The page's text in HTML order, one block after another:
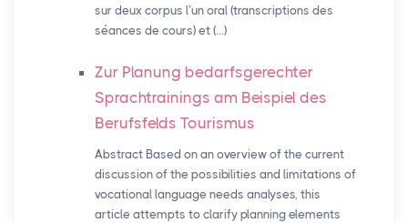
sur deux corpus l’un oral (transcriptions des
séances de cours) et (…)
Zur Planung bedarfsgerechter
Sprachtrainings am Beispiel des
Berufsfelds Tourismus
Abstract Based on an overview of the current
discussion of the possibilities and limitations of
vocational language needs analyses, this
article attempts to clarify planning elements